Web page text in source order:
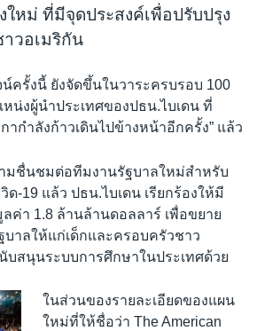
หม่ ที่มีจุดประสงค์เพื่อปรับปรุง
วอเมริกัน
ครั้งนี้ ยังจัดขึ้นในวาระครบรอบ 100
น่งผู้นำประเทศของปธน.ไบเดน ที่
ากำลังก้าวเดินไปข้างหน้าอีกครั้ง” แล้ว
มชื่นชมต่อทีมงานรัฐบาลใหม่สำหรับ
-19 แล้ว ปธน.ไบเดน เรียกร้องให้มี
ค่า 1.8 ล้านล้านดอลลาร์ เพื่อขยาย
บาลให้แก่เด็กและครอบครัวชาว
บสนุนระบบการศึกษาในประเทศด้วย
ในส่วนของรายละเอียดของแผน
ใหม่ที่ให้ชื่อว่า The American